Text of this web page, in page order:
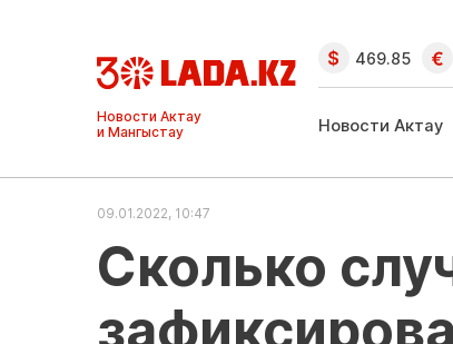
Ақтау және
Манғыстау
жаңалықтары
469.85
Новости Актау
09.01.2022, 10:47
Сколько